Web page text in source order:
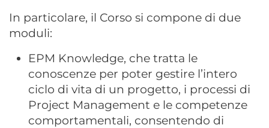
In particolare, il Corso si compone di due
moduli:
EPM Knowledge, che tratta le
conoscenze per poter gestire l’intero
ciclo di vita di un progetto, i processi di
Project Management e le competenze
comportamentali, consentendo di